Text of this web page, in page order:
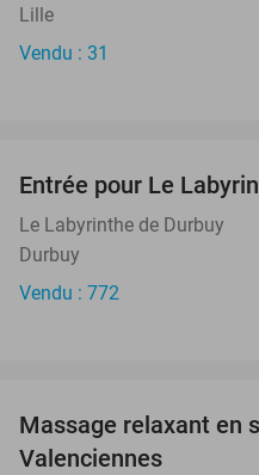
Lille
Vendu : 31
Entrée pour Le
Le Labyrinthe de Durbuy
Durbuy
Vendu : 772
Massage relaxant en
Valenciennes